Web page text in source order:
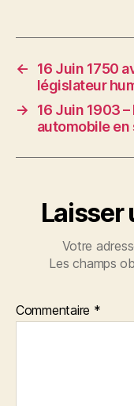
←
16 Juin 1750
législateur
→
16 Juin 1903
automobile en
Laisser
Votre
Les champs
Commentaire *